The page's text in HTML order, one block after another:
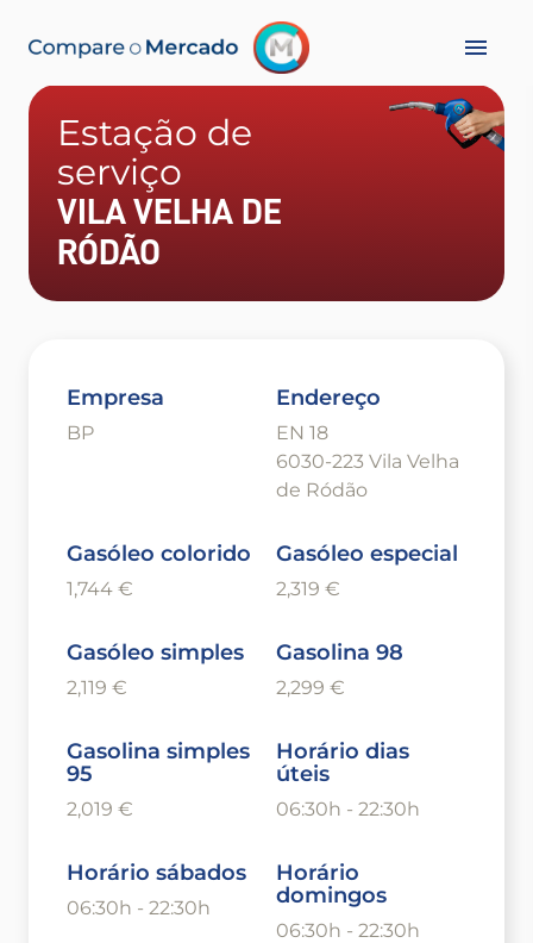
Estação de
serviço
VILA VELHA DE
RÓDÃO
Empresa
BP
Endereço
EN 18
6030-223 Vila Velha
de Ródão
Gasóleo colorido
1,744 €
Gasóleo especial
2,319 €
Gasóleo simples
2,119 €
Gasolina 98
2,299 €
Gasolina simples
95
2,019 €
Horário dias
úteis
06:30h - 22:30h
Horário sábados
06:30h - 22:30h
Horário
domingos
06:30h - 22:30h